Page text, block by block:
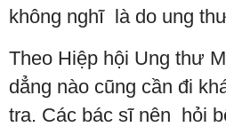
không nghĩ là do ung
Theo Hiệp hội Ung thư
dẳng nào cũng cần đi
tra. Các bác sĩ nên hỏi